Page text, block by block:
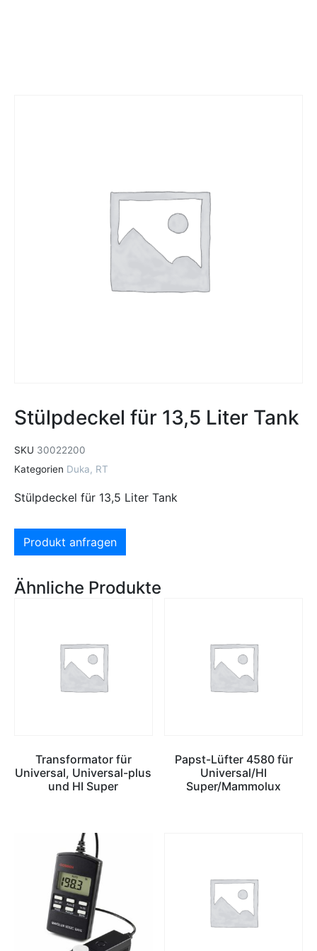
Stülpdeckel für 13,5 Liter Tank
SKU 30022200
Kategorien Duka, RT
Stülpdeckel für 13,5 Liter Tank
Produkt anfragen
Ähnliche Produkte
Transformator für
Universal, Universal-plus
und HI Super
Papst-Lüfter 4580 für
Universal/HI
Super/Mammolux